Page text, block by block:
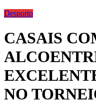
Desporto
CASAIS
NO